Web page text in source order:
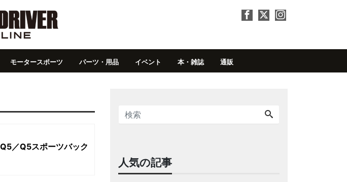
モータースポーツ パーツ・用品 イベント 本・雑誌 通販
／Q5スポーツバック
人気の記事